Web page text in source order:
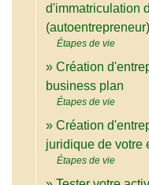
d'immatriculation
(autoentrepreneur)
Étapes de vie
Création
business plan
Étapes de vie
Création
juridique de votre
Étapes de vie